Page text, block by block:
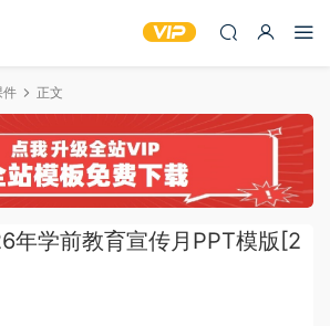
件 正文
年学前教育宣传月PPT模版[2